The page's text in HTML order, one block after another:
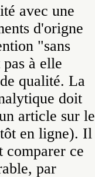
avec une
d'origne
"sans
à elle
qualité. La
doit
article sur le
en ligne). Il
comparer ce
par